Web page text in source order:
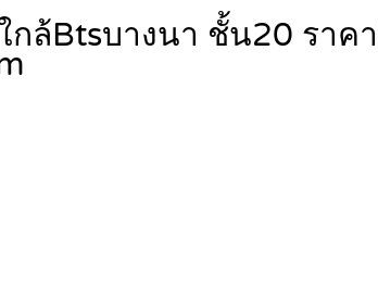
ล้Btsบางนา ชั้น20 ราค